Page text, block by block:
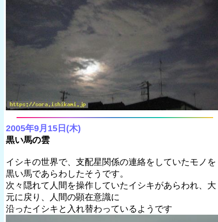
2005年9月15日(木)
黒い馬の雲
イシキの世界で、支配星関係の連絡をしていたモノを
黒い馬であらわしたそうです。
次々隠れて人間を操作していたイシキがあらわれ、大
元に戻り、人間の顕在意識に
沿ったイシキと入れ替わっているようです